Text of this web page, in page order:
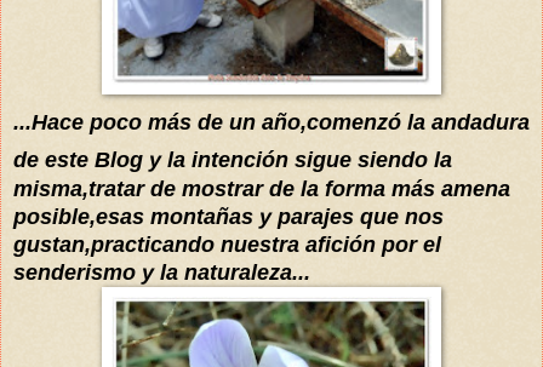
...Hace poco más de un año,comenzó la andadura
de este Blog y la intención sigue siendo la
misma,tratar de mostrar de la forma más amena
posible,esas montañas y parajes que nos
gustan,practicando nuestra afición por el
senderismo y la naturaleza...